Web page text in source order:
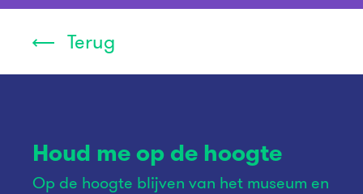
Terug
Houd me op de hoogte
Op de hoogte blijven van het museum en